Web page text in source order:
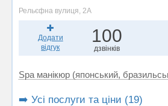
Рельєфна вулиця, 2А
Додати
відгук
100
дзвінків
Spa манікюр (японський,
➡️ Усі послуги та ціни (19)